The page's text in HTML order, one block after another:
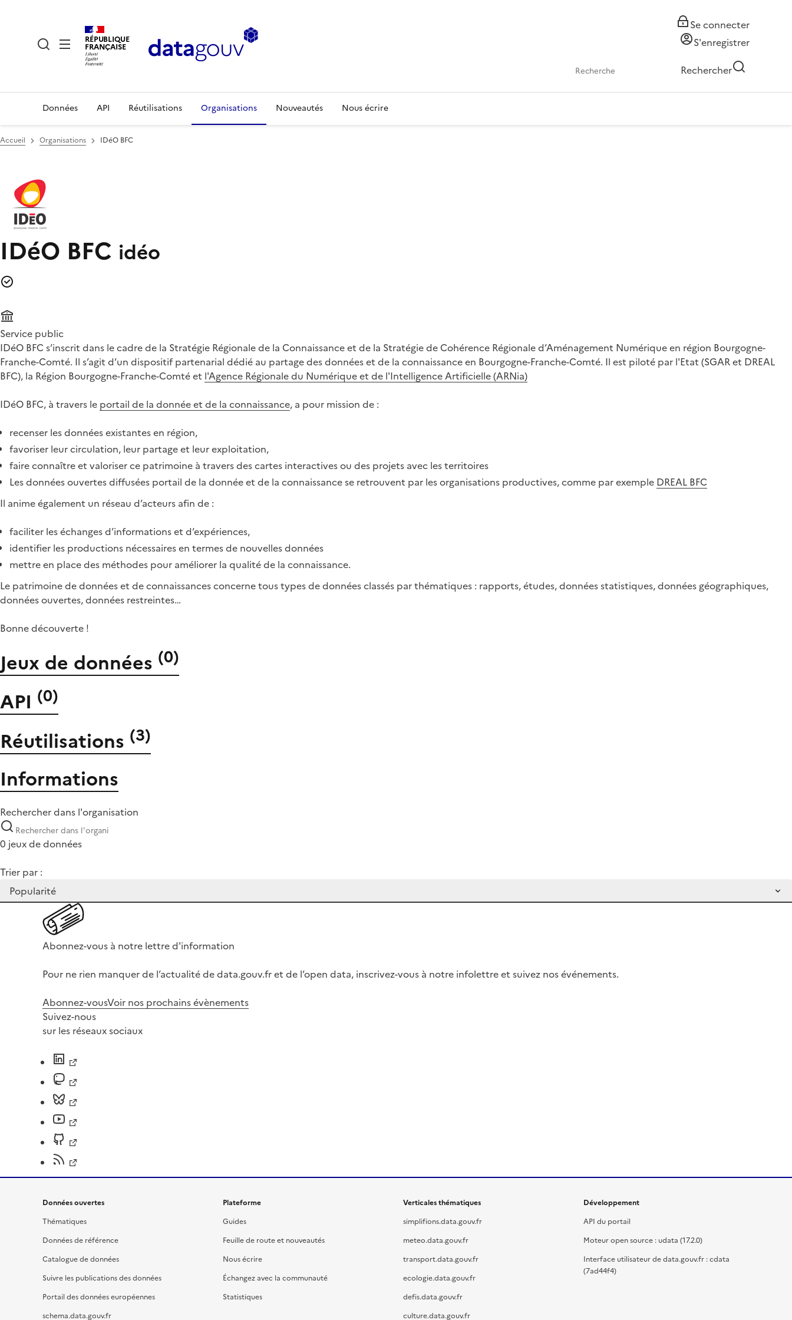
RÉPUBLIQUE
FRANÇAISE
Se connecter
S'enregistrer
Rechercher
Données API Réutilisations Organisations Nouveautés Nous écrire
Accueil Organisations IDéO BFC
IDéO BFC idéo
Service public
IDéO BFC s’inscrit dans le cadre de la Stratégie Régionale de la Connaissance et de la Stratégie de Cohérence Régionale d’Aménagement Numérique en région Bourgogne-
Franche-Comté. Il s’agit d’un dispositif partenarial dédié au partage des données et de la connaissance en Bourgogne-Franche-Comté. Il est piloté par l'Etat (SGAR et DREAL
BFC), la Région Bourgogne-Franche-Comté et l'Agence Régionale du Numérique et de l'Intelligence Artificielle (ARNia)
IDéO BFC, à travers le portail de la donnée et de la connaissance, a pour mission de :
recenser les données existantes en région,
favoriser leur circulation, leur partage et leur exploitation,
faire connaître et valoriser ce patrimoine à travers des cartes interactives ou des projets avec les territoires
Les données ouvertes diffusées portail de la donnée et de la connaissance se retrouvent par les organisations productives, comme par exemple DREAL BFC
Il anime également un réseau d’acteurs afin de :
faciliter les échanges d’informations et d’expériences,
identifier les productions nécessaires en termes de nouvelles données
mettre en place des méthodes pour améliorer la qualité de la connaissance.
Le patrimoine de données et de connaissances concerne tous types de données classés par thématiques : rapports, études, données statistiques, données géographiques,
données ouvertes, données restreintes…
Bonne découverte !
Jeux de données (0)
API (0)
Réutilisations (3)
Informations
Rechercher dans l'organisation
0 jeux de données
Trier par :
Abonnez-vous à notre lettre d'information
Pour ne rien manquer de l’actualité de data.gouv.fr et de l’open data, inscrivez-vous à notre infolettre et suivez nos événements.
Abonnez-vousVoir nos prochains évènements
Suivez-nous
sur les réseaux sociaux
Données ouvertes
Thématiques
Données de référence
Catalogue de données
Suivre les publications des données
Portail des données européennes
schema.data.gouv.fr
Plateforme
Guides
Feuille de route et nouveautés
Nous écrire
Échangez avec la communauté
Statistiques
Verticales thématiques
simplifions.data.gouv.fr
meteo.data.gouv.fr
transport.data.gouv.fr
ecologie.data.gouv.fr
defis.data.gouv.fr
culture.data.gouv.fr
Développement
API du portail
Moteur open source : udata (17.2.0)
Interface utilisateur de data.gouv.fr : cdata
(7ad44f4)